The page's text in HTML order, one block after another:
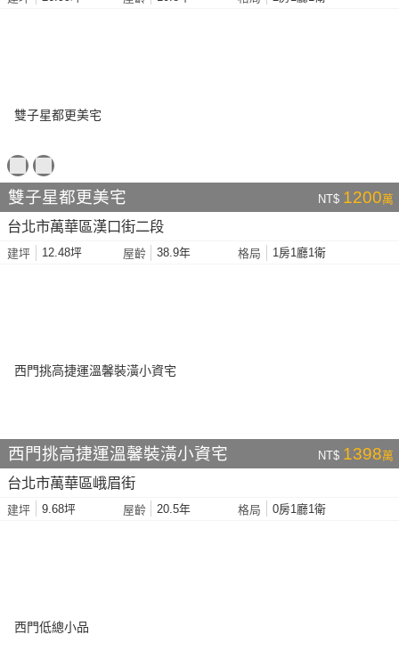
雙子星都更美宅 NT$ 1200萬
台北市萬華區漢口街二段
建坪 12.48坪 屋齡 38.9年 格局 1房1廳1衛
西門挑高捷運溫馨裝潢小資宅 NT$ 1398萬
台北市萬華區峨眉街
建坪 9.68坪 屋齡 20.5年 格局 0房1廳1衛